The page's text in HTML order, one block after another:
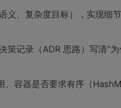
义、复杂度目标），实现细
策记录（ADR 思路）写清“为
容器是否要求有序（